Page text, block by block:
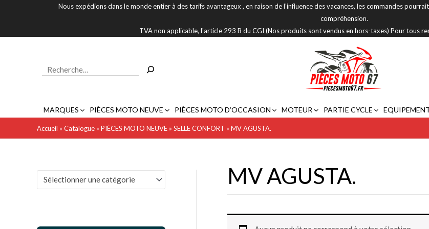
Nous expédions dans le monde entier à des tarifs avantageux , en raison de l’influence des vacances, les commandes
compréhension.
TVA non applicable, l'article 293 B du CGI (Nos produits sont vendus en hors-taxes) Pour tous
MARQUES PIÈCES MOTO NEUVE PIÈCES MOTO D’OCCASION MOTEUR PARTIE CYCLE
Accueil » Catalogue » PIÈCES MOTO NEUVE » SELLE CONFORT » MV AGUSTA.
Sélectionner une catégorie MV AGUSTA.